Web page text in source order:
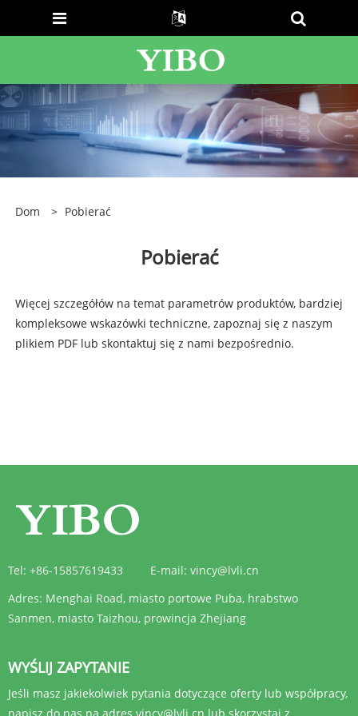
Dom > Pobierać
Pobierać
Więcej szczegółów na temat parametrów produktów, bardziej
kompleksowe wskazówki techniczne, zapoznaj się z naszym
plikiem PDF lub skontaktuj się z nami bezpośrednio.
Tel: +86-15857619433 E-mail: vincy@lvli.cn
Adres: Menghai Road, miasto portowe Puba, hrabstwo
Sanmen, miasto Taizhou, prowincja Zhejiang
WYŚLIJ ZAPYTANIE
Jeśli masz jakiekolwiek pytania dotyczące oferty lub współpracy,
napisz do nas na adres vincy@lvli.cn lub skorzystaj z